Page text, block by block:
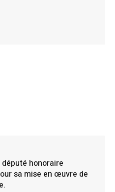
honoraire
sa mise en œuvre de